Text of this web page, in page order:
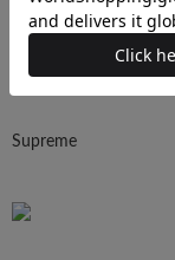
Supreme